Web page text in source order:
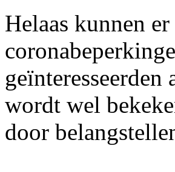
Helaas kunnen
wordt wel
door